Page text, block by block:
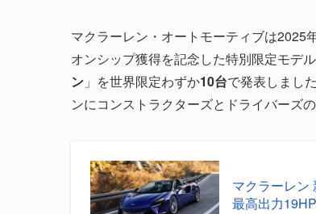
マクラーレン・オートモーティブは2025
オンシップ獲得を記念した特別限定モデ
ン 」を世界限定わずか10台で発表しまし
ンにコンストラクターズとドライバーズの
マクラーレン
最高出力